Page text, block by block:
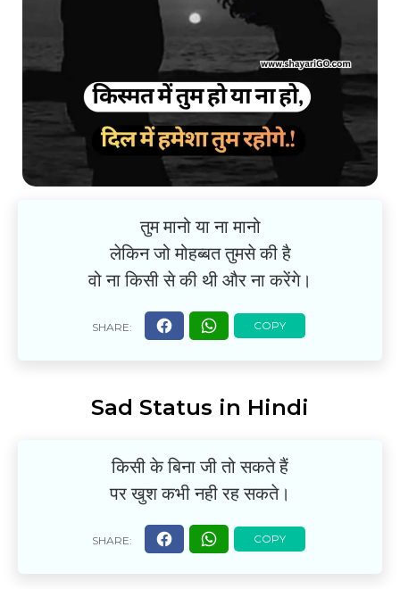
तुम मानो या ना मानो
लेकिन जो मोहब्बत तुमसे की है
वो ना किसी से की थी और ना करेंगे।
Sad Status in Hindi
किसी के बिना जी तो सकते हैं
पर खुश कभी नही रह सकते।